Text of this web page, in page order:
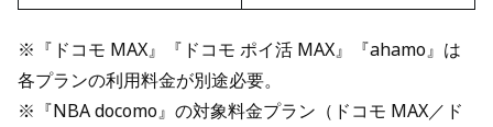
※『ドコモ MAX』『ドコモ ポイ活 MAX』『ahamo』は
各プランの利用料金が別途必要。
※『NBA docomo』の対象料金プラン（ドコモ MAX／ド